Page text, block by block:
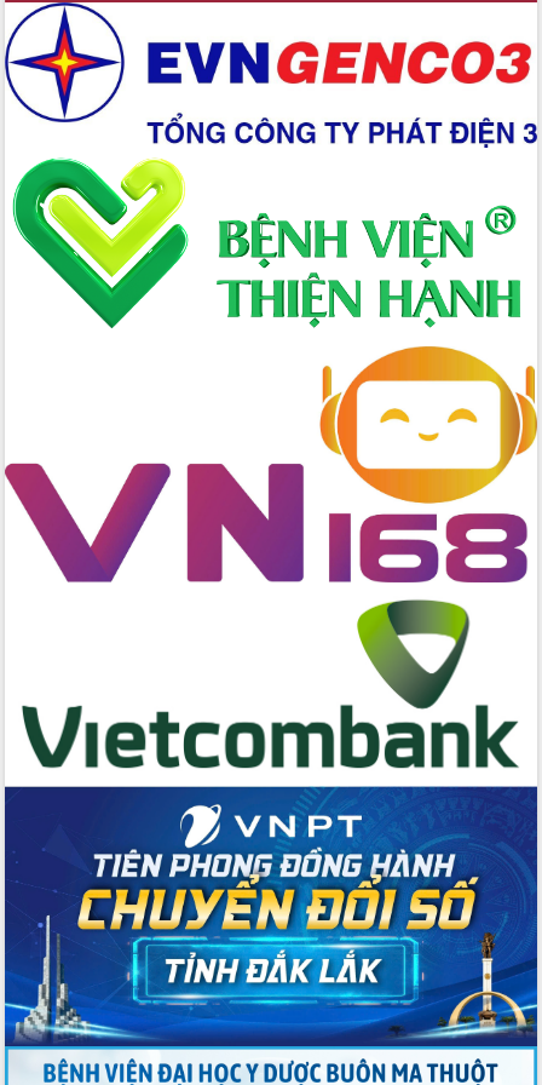
Ứng dụng sinh trắc học - Bước tiến
trong hành trình chuyển đổi số tại Đắk
Lắk
Đắk Lắk nâng cao hiệu quả công tác
Đảng từ Sổ tay đảng viên điện tử
Đắk Lắk đẩy mạnh nuôi biển công
nghệ, hướng tới phát triển thủy sản
bền vững
Tập huấn nâng cao năng lực triển khai
chuyển đổi số cho cán bộ, công chức
Đắk Lắk phát động hưởng ứng Ngày
Tổ chức trang trọng Lễ hội Đền thờ
Lương Văn Chánh năm 2026
Phó Bí thư Tỉnh ủy Đắk Lắk Đỗ Hữu
Huy giữ chức Bí thư Đảng ủy Ủy Ban
Nhân dân tỉnh
Đánh giá, rút kinh nghiệm công tác tổ
chức diễn tập trước ngày bầu cử
Chương trình “Gặp gỡ hữu nghị –
Friendship Meeting New Year 2026”
Bầu cử Quốc hội và HĐND: Cử tri Đắk
Lắk gửi gắm niềm tin, kỳ vọng vào lá
Đắk Lắk sẵn sàng các điều kiện cho
Ngày hội bầu cử đại biểu Quốc hội
khóa XVI và HĐND các cấp nhiệm kỳ
2026-2031
Đảm bảo cuộc bầu cử đại biểu Quốc
hội và đại biểu HĐND các cấp diễn ra
an toàn, hiệu quả, đúng quy định